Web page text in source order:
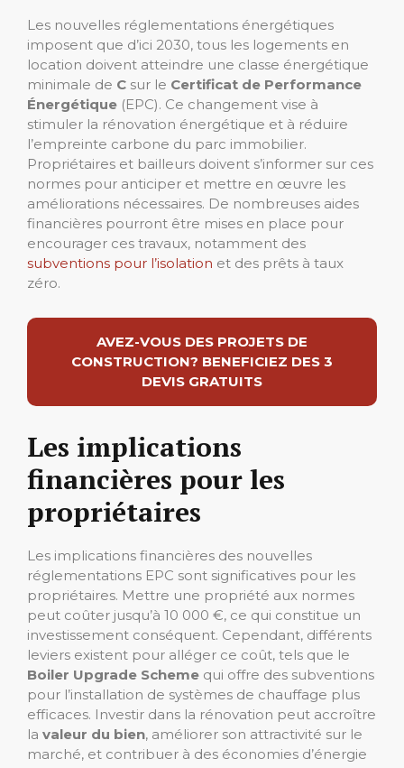
Les nouvelles réglementations énergétiques
imposent que d’ici 2030, tous les logements en
location doivent atteindre une classe énergétique
minimale de C sur le Certificat de Performance
Énergétique (EPC). Ce changement vise à
stimuler la rénovation énergétique et à réduire
l’empreinte carbone du parc immobilier.
Propriétaires et bailleurs doivent s’informer sur ces
normes pour anticiper et mettre en œuvre les
améliorations nécessaires. De nombreuses aides
financières pourront être mises en place pour
encourager ces travaux, notamment des
subventions pour l’isolation et des prêts à taux
zéro.
AVEZ-VOUS DES PROJETS DE
CONSTRUCTION? BENEFICIEZ DES 3
DEVIS GRATUITS
Les implications
financières pour les
propriétaires
Les implications financières des nouvelles
réglementations EPC sont significatives pour les
propriétaires. Mettre une propriété aux normes
peut coûter jusqu’à 10 000 €, ce qui constitue un
investissement conséquent. Cependant, différents
leviers existent pour alléger ce coût, tels que le
Boiler Upgrade Scheme qui offre des subventions
pour l’installation de systèmes de chauffage plus
efficaces. Investir dans la rénovation peut accroître
la valeur du bien, améliorer son attractivité sur le
marché, et contribuer à des économies d’énergie